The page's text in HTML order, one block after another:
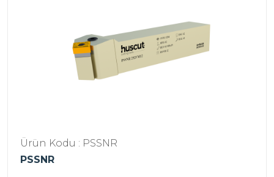
Ürün Kodu : PSSNR
PSSNR